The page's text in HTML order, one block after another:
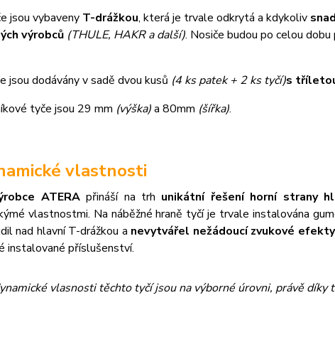
jsou vybaveny T-drážkou, která je trvale odkrytá a kdykoliv
výrobců (THULE, HAKR a další). Nosiče budou po celou
jsou dodávány v sadě dvou kusů (4 ks patek + 2 ks tyčí)s
tyče jsou 29 mm (výška)a 80mm (šířka).
vlastnosti
ATERApřináší na trh unikátní řešení horní strany
vlastnostmi. Na náběžné hraně tyčí je trvale instalována
nad hlavní T-drážkou a nevytvářel nežádoucí zvukové efekty
instalované příslušenství.
vlasnosti těchto tyčí jsou na výborné úrovni, právě